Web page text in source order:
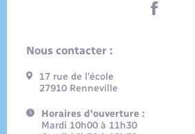
Nous contacter :
17 rue de l’école
27910 Renneville
Horaires d'ouverture :
Mardi 10h00 à 11h30